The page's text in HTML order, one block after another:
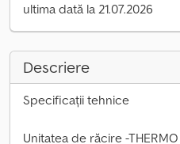
ultima dată la 21.07.2026
Descriere
Specificații tehnice
Unitatea de răcire -